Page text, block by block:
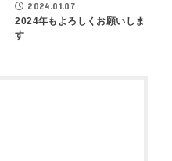
2024.01.07
2024年もよろしくお願いしま
す